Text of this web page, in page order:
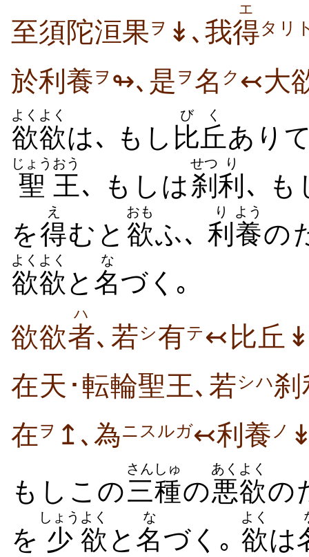
至須陀洹果ヲ ↡､我得
エ
タリ
於利養ヲ ↬､是 ヲ名 ク ↢大
欲欲
よくよく
は､ もし 比丘
びく
あり
聖
じょう
王
おう
､ もしは 刹
せつ
利
り
､ も
を得
え
むと 欲
おも
ふ､ 利
り
養
よう
の
欲欲
よくよく
と 名
な
づく｡
欲欲者
ハ
､若シ有テ ↢比丘
在天･転輪聖王､若シハ刹
在ヲ ↥､為ニスルガ↢利養 ノ
もしこの三種
さんしゅ
の悪欲
あくよく
の
を 少
しょう
欲
よく
と 名
な
づく｡ 欲
よく
は